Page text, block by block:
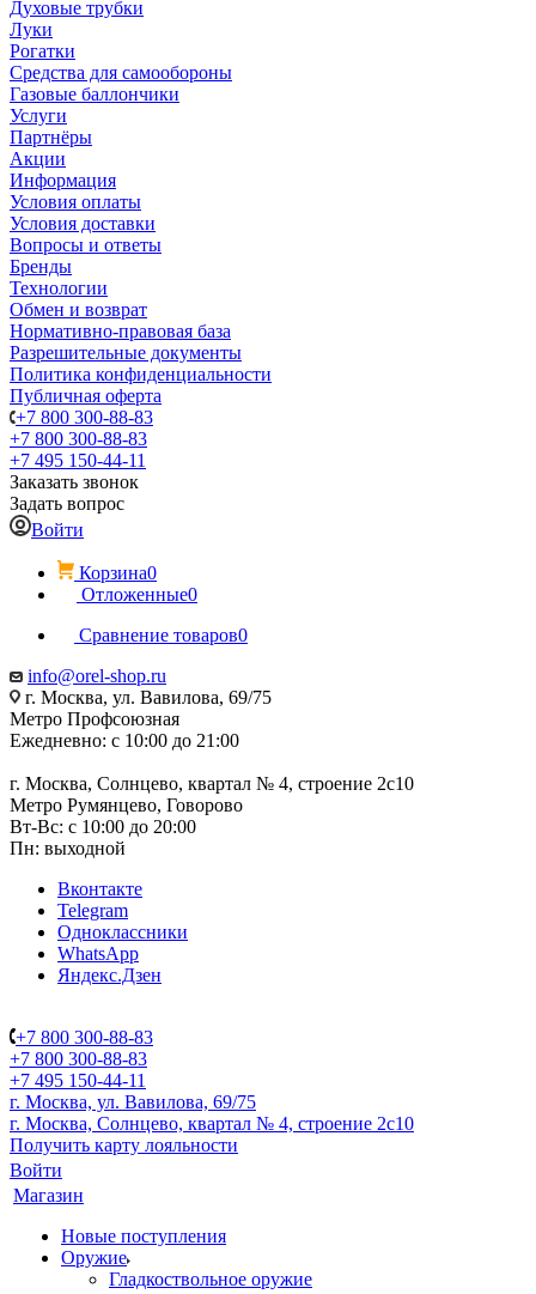
Духовые трубки
Луки
Рогатки
Средства для самообороны
Газовые баллончики
Услуги
Партнёры
Акции
Информация
Условия оплаты
Условия доставки
Вопросы и ответы
Бренды
Технологии
Обмен и возврат
Нормативно-правовая база
Разрешительные документы
Политика конфиденциальности
Публичная оферта
+7 800 300-88-83
+7 800 300-88-83
+7 495 150-44-11
Заказать звонок
Задать вопрос
Войти
Корзина0
Отложенные0
Сравнение товаров0
info@orel-shop.ru
г. Москва, ул. Вавилова, 69/75
Метро Профсоюзная
Ежедневно: с 10:00 до 21:00
г. Москва, Солнцево, квартал № 4, строение 2с10
Метро Румянцево, Говорово
Вт-Вс: с 10:00 до 20:00
Пн: выходной
Вконтакте
Telegram
Одноклассники
WhatsApp
Яндекс.Дзен
+7 800 300-88-83
+7 800 300-88-83
+7 495 150-44-11
г. Москва, ул. Вавилова, 69/75
г. Москва, Солнцево, квартал № 4, строение 2с10
Получить карту лояльности
Войти
Магазин
Новые поступления
Оружие
Гладкоствольное оружие